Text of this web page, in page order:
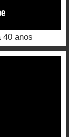
40 anos